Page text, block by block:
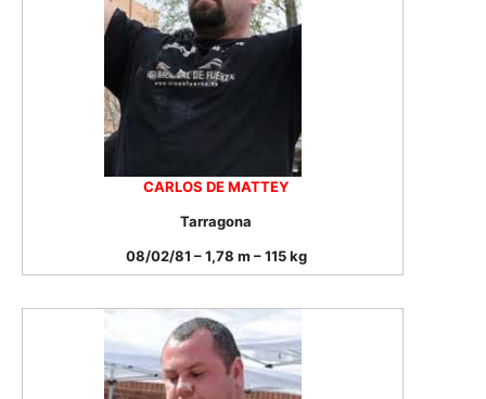
CARLOS DE MATTEY
Tarragona
08/02/81 – 1,78 m – 115 kg